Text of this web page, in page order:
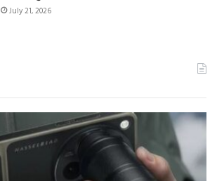
July 21, 2026